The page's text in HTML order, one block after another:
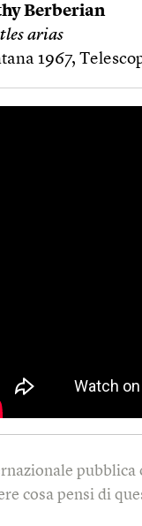
Berberian
arias
1967,
pubblica
cosa pensi di